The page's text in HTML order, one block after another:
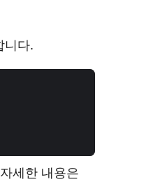
니다.
세한 내용은